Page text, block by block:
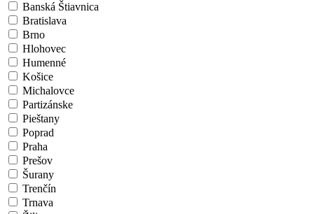
Banská Štiavnica
Bratislava
Brno
Hlohovec
Humenné
Košice
Michalovce
Partizánske
Pieštany
Poprad
Praha
Prešov
Šurany
Trenčín
Trnava